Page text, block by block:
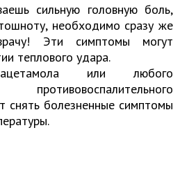
сильную головную боль,
необходимо сразу же
Эти симптомы могут
теплового удара.
или любого
противовоспалительного
снять болезненные симптомы